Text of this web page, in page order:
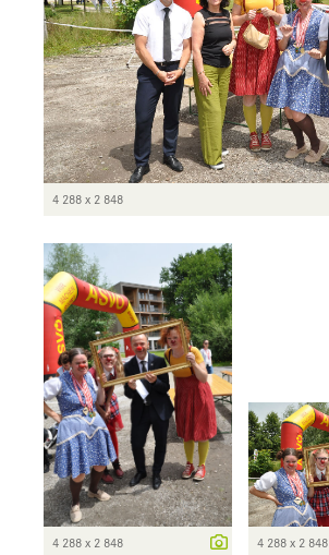
4 288 x 2 848
4 288 x 2 848 4 288 x 2 848